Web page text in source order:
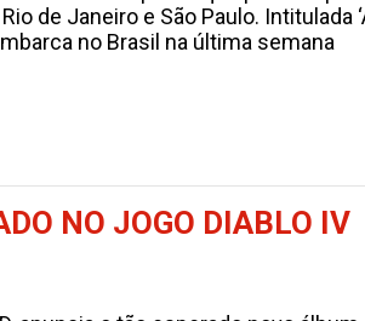
de Janeiro e São Paulo. Intitulada
no Brasil na última semana
NO JOGO DIABLO IV